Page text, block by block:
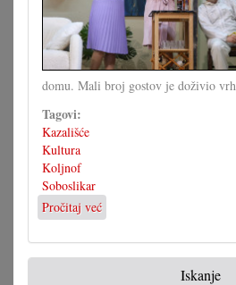
domu. Mali broj gostov je doživio
Tagovi:
Kazališće
Kultura
Koljnof
Soboslikar
Pročitaj već
Igrokaz
»Soboslikar«
u
Iskanje